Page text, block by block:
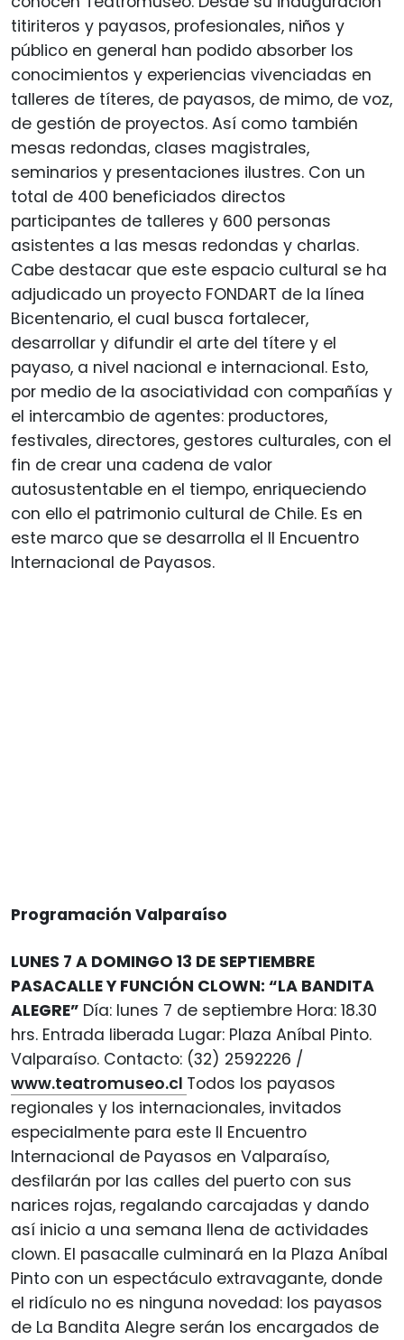
titiriteros y payasos, profesionales, niños y
público en general han podido absorber los
conocimientos y experiencias vivenciadas en
talleres de títeres, de payasos, de mimo, de voz,
de gestión de proyectos. Así como también
mesas redondas, clases magistrales,
seminarios y presentaciones ilustres. Con un
total de 400 beneficiados directos
participantes de talleres y 600 personas
asistentes a las mesas redondas y charlas.
Cabe destacar que este espacio cultural se ha
adjudicado un proyecto FONDART de la línea
Bicentenario, el cual busca fortalecer,
desarrollar y difundir el arte del títere y el
payaso, a nivel nacional e internacional. Esto,
por medio de la asociatividad con compañías y
el intercambio de agentes: productores,
festivales, directores, gestores culturales, con el
fin de crear una cadena de valor
autosustentable en el tiempo, enriqueciendo
con ello el patrimonio cultural de Chile. Es en
este marco que se desarrolla el II Encuentro
Internacional de Payasos.
Programación Valparaíso
LUNES 7 A DOMINGO 13 DE SEPTIEMBRE
PASACALLE Y FUNCIÓN CLOWN: “LA BANDITA
ALEGRE” Día: lunes 7 de septiembre Hora: 18.30
hrs. Entrada liberada Lugar: Plaza Aníbal Pinto.
Valparaíso. Contacto: (32) 2592226 /
www.teatromuseo.cl Todos los payasos
regionales y los internacionales, invitados
especialmente para este II Encuentro
Internacional de Payasos en Valparaíso,
desfilarán por las calles del puerto con sus
narices rojas, regalando carcajadas y dando
así inicio a una semana llena de actividades
clown. El pasacalle culminará en la Plaza Aníbal
Pinto con un espectáculo extravagante, donde
el ridículo no es ninguna novedad: los payasos
de La Bandita Alegre serán los encargados de